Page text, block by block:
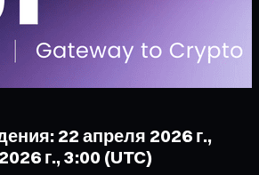
22 апреля 2026 г.,
г., 3:00 (UTC)